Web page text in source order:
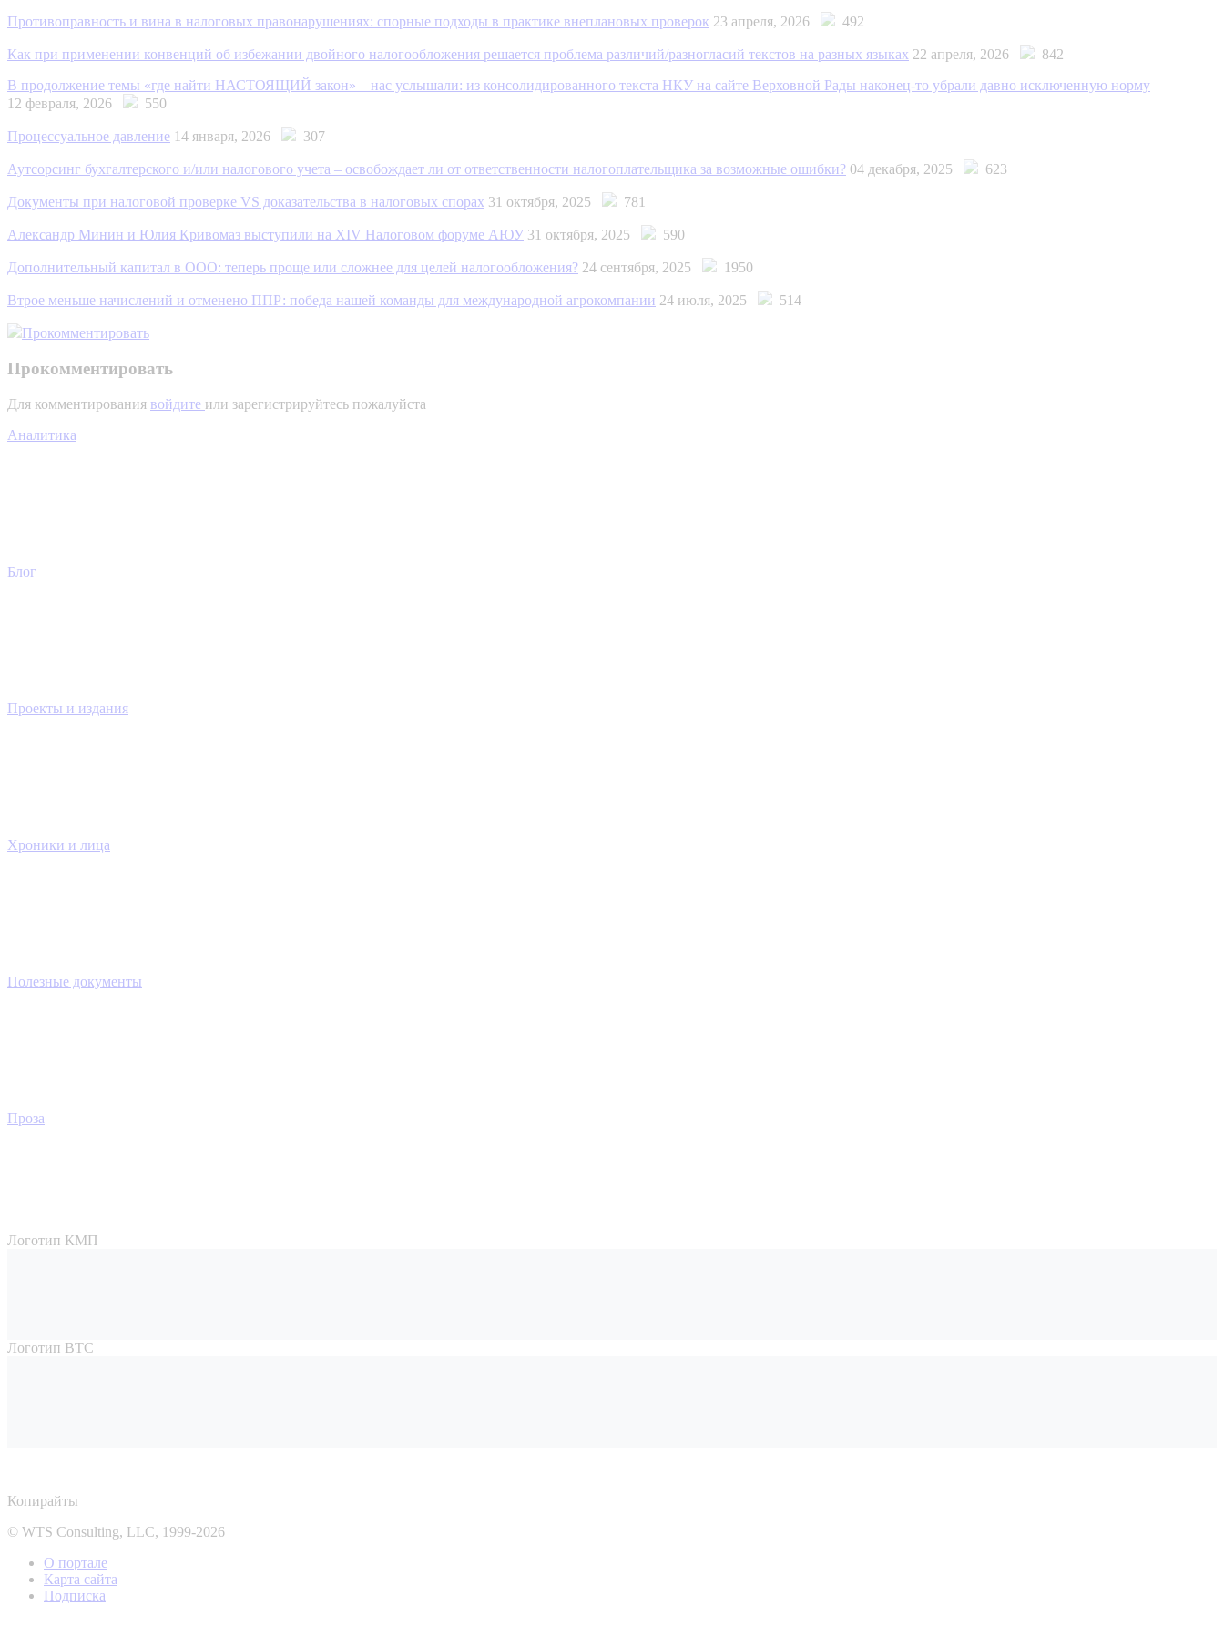
Противоправность и вина в налоговых правонарушениях: спорные подходы в практике внеплановых проверок 23 апреля, 2026 492
Как при применении конвенций об избежании двойного налогообложения решается проблема различий/разногласий текстов на разных языках 22 апреля, 2026
842
В продолжение темы «где найти НАСТОЯЩИЙ закон» – нас услышали: из консолидированного текста НКУ на сайте Верховной Рады наконец-то убрали давно исключенную норму
12 февраля, 2026
550
Процессуальное давление 14 января, 2026 307
Аутсорсинг бухгалтерского и/или налогового учета – освобождает ли от ответственности налогоплательщика за возможные ошибки? 04 декабря, 2025 623
Документы при налоговой проверке VS доказательства в налоговых спорах 31 октября, 2025 781
Александр Минин и Юлия Кривомаз выступили на XIV Налоговом форуме АЮУ 31 октября, 2025 590
Дополнительный капитал в ООО: теперь проще или сложнее для целей налогообложения? 24 сентября, 2025 1950
Втрое меньше начислений и отменено ППР: победа нашей команды для международной агрокомпании 24 июля, 2025 514
Прокомментировать
Прокомментировать
Для комментирования войдите или зарегистрируйтесь пожалуйста
Аналитика
Блог
Проекты и издания
Хроники и лица
Полезные документы
Проза
Логотип КМП
Логотип ВТС
Копирайты
© WTS Consulting, LLC, 1999-2026
О портале
Карта сайта
Подписка